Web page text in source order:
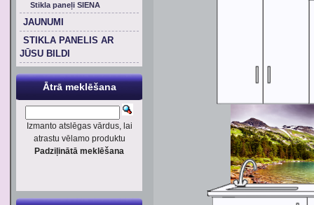
Stikla paneļi SIENA
JAUNUMI
STIKLA PANELIS AR
JŪSU BILDI
Ātrā meklēšana
Izmanto atslēgas vārdus, lai
atrastu vēlamo produktu
Padziļinātā meklēšana